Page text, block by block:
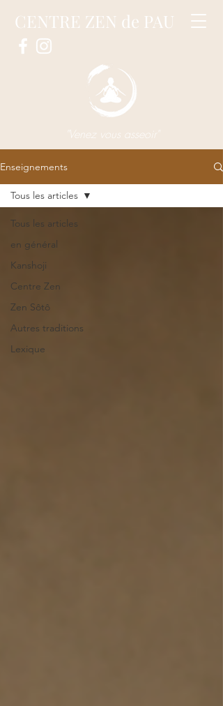
CENTRE ZEN de PAU
"Venez vous asseoir"
Enseignements
Tous les articles
en général
Kanshoji
Centre Zen
Zen Sôtô
Autres traditions
Lexique
Tous les articles